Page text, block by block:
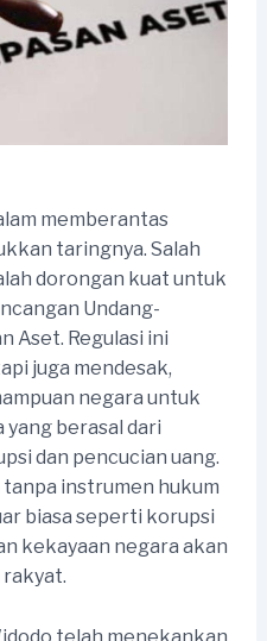
memberantas
taringnya. Salah
dorongan kuat untuk
Undang-
Aset. Regulasi ini
juga mendesak,
negara untuk
berasal dari
dan pencucian uang.
instrumen hukum
biasa seperti korupsi
kekayaan negara akan
rakyat.